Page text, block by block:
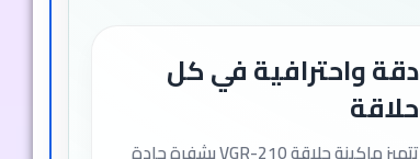
دقة واحترافية في كل
حلاقة